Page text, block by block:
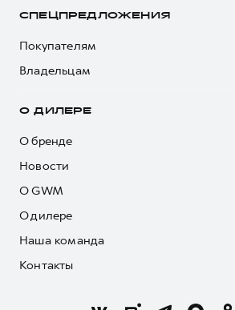
СПЕЦПРЕДЛОЖЕНИЯ
Покупателям
Владельцам
О ДИЛЕРЕ
О бренде
Новости
О GWM
О дилере
Наша команда
Контакты